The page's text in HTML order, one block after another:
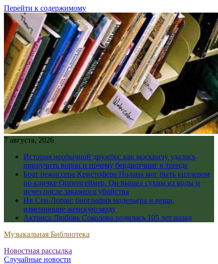
Перейти к содержимому
7 августа, 2026
История необычной дружбы: как москвичу удалось
приручить ворон и почему бердвотчинг в тренде
Брат режиссера Кристофера Нолана мог быть киллером
по кличке Оппенгеймер. Он вышел сухим из воды и
исчез после заказного убийства
Ив Сен-Лоран: биография модельера и вещи,
изменившие женскую моду
Актриса Любовь Соколова родилась 105 лет назад
Музыкальная Библиотека
Новостная рассылка
Случайные новости